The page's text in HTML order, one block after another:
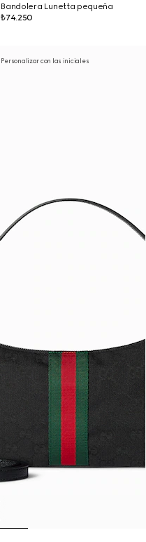
Bandolera Lunetta pequeña
₺74.250
Personalizar con las iniciales